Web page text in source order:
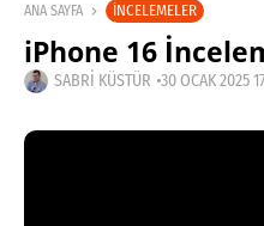
ANA SAYFA İNCELEMELER
iPhone 16
SABRI KÜSTÜR 30 OCAK 2025